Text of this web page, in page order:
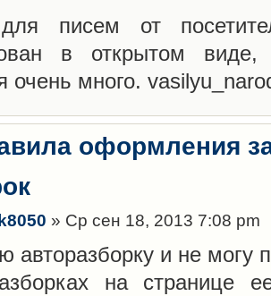
писем от
в открытом
очень много.
оформления
» Ср сен 18, 2013 7:08 pm
авторазборку и не могу
на странице